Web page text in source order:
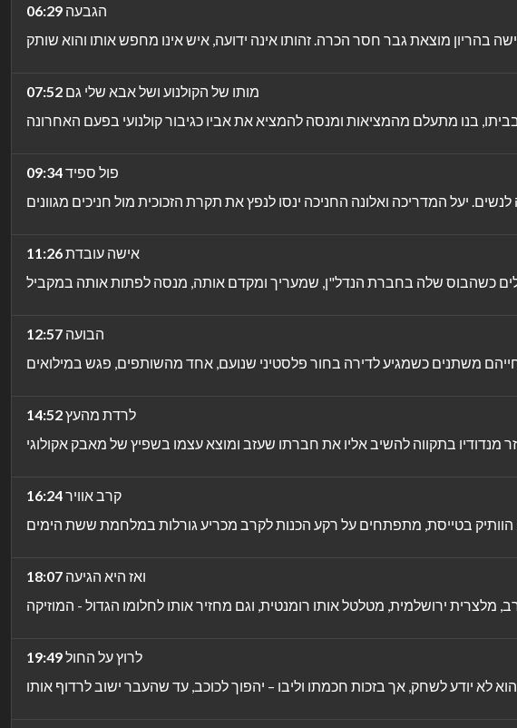
06:29 הגבעה
07:52 מותו של הקולנוע ושל אבא שלי גם
09:34פול ספיד
11:26אישה עובדת
12:57 הבועה
14:52לרדת מהעץ
16:24קרב אוויר
18:07 ואז היא הגיעה
19:49לרוץ על החול